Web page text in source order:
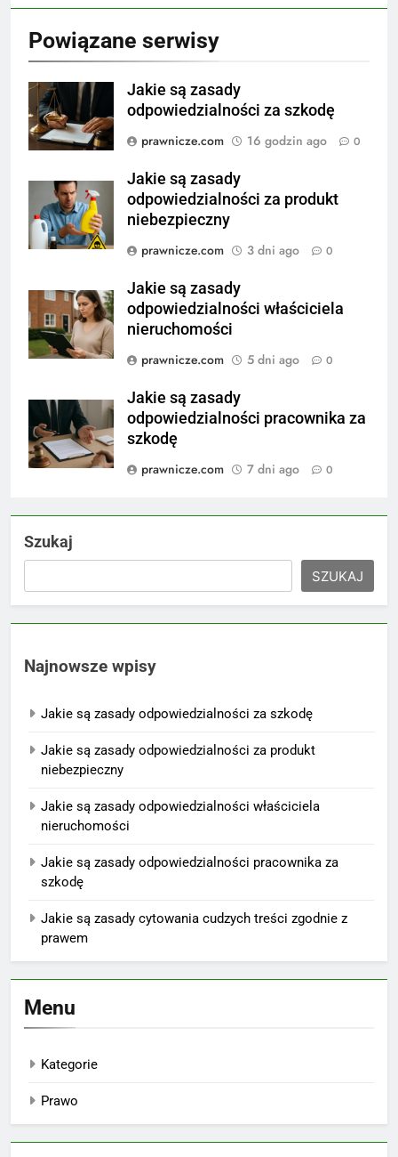
Powiązane serwisy
Jakie są zasady
odpowiedzialności za szkodę
prawnicze.com
16 godzin ago 0
Jakie są zasady
odpowiedzialności za produkt
niebezpieczny
prawnicze.com
3 dni ago 0
Jakie są zasady
odpowiedzialności właściciela
nieruchomości
prawnicze.com
5 dni ago 0
Jakie są zasady
odpowiedzialności pracownika za
szkodę
prawnicze.com
7 dni ago 0
Szukaj
SZUKAJ
Najnowsze wpisy
Jakie są zasady odpowiedzialności za szkodę
Jakie są zasady odpowiedzialności za produkt
niebezpieczny
Jakie są zasady odpowiedzialności właściciela
nieruchomości
Jakie są zasady odpowiedzialności pracownika za
szkodę
Jakie są zasady cytowania cudzych treści zgodnie z
prawem
Menu
Kategorie
Prawo